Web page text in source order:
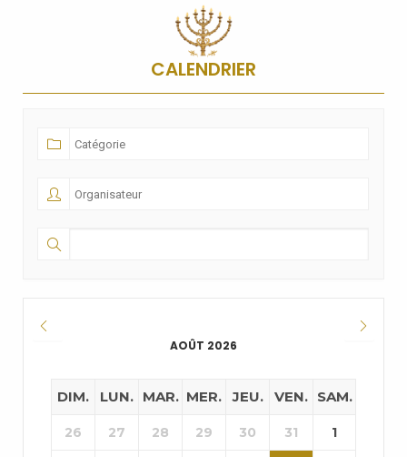
CALENDRIER
AOÛT 2026
DIM. LUN. MAR. MER. JEU. VEN. SAM.
26 27 28 29 30 31 1